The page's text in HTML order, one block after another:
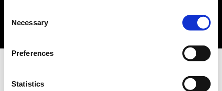
Selection
Necessary
Preferences
Statistics